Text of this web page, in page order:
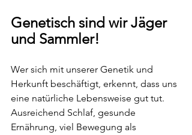
Genetisch sind wir Jäger
und Sammler!
Wer sich mit unserer Genetik und
Herkunft beschäftigt, erkennt, dass uns
eine natürliche Lebensweise gut tut.
Ausreichend Schlaf, gesunde
Ernährung, viel Bewegung als